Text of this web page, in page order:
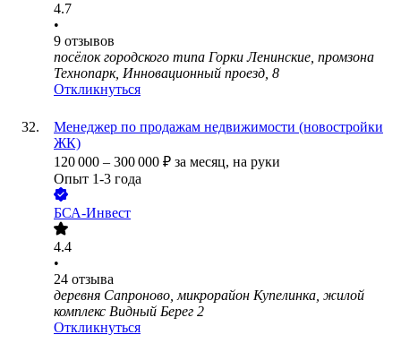
4.7
•
9 отзывов
посёлок городского типа Горки Ленинские, промзона
Технопарк, Инновационный проезд, 8
Откликнуться
Менеджер по продажам недвижимости (новостройки
ЖК)
120 000 – 300 000 ₽ за месяц, на руки
Опыт 1-3 года
БСА-Инвест
4.4
•
24 отзыва
деревня Сапроново, микрорайон Купелинка, жилой
комплекс Видный Берег 2
Откликнуться